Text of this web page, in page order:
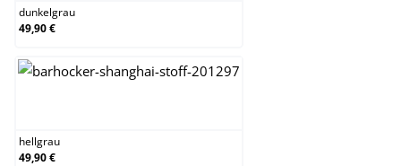
dunkelgrau
49,90 €
hellgrau
49,90 €